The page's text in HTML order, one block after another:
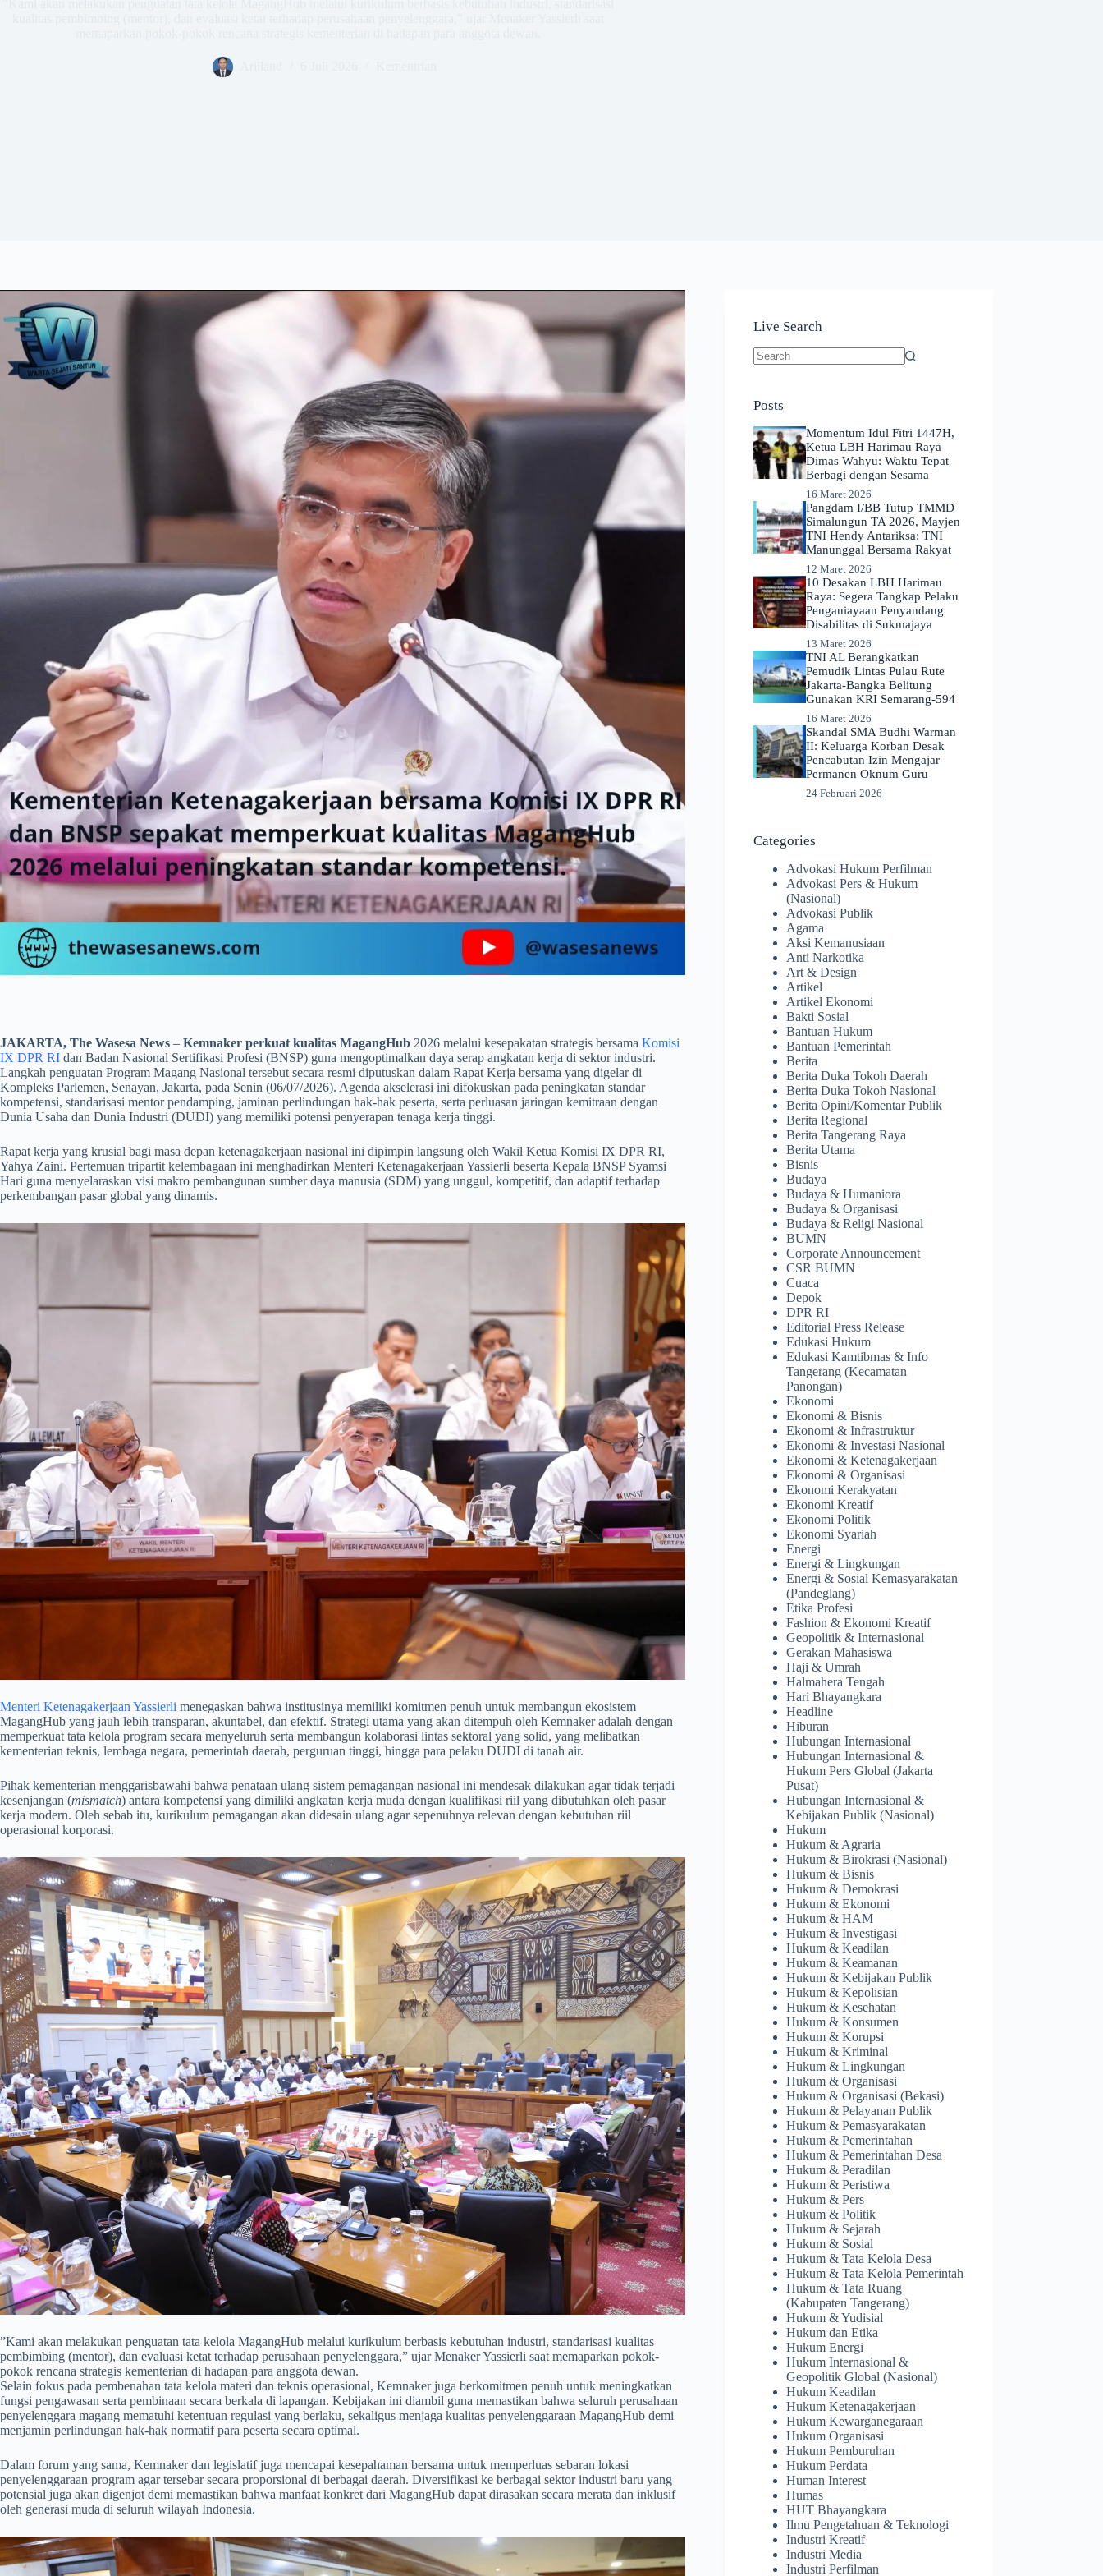
JAKARTA, The Wasesa News – Kemnaker perkuat kualitas MagangHub 2026 melalui kesepakatan strategis bersama Komisi
IX DPR RI dan Badan Nasional Sertifikasi Profesi (BNSP) guna mengoptimalkan daya serap angkatan kerja di sektor industri.
Langkah penguatan Program Magang Nasional tersebut secara resmi diputuskan dalam Rapat Kerja bersama yang digelar di
Kompleks Parlemen, Senayan, Jakarta, pada Senin (06/07/2026). Agenda akselerasi ini difokuskan pada peningkatan standar
kompetensi, standarisasi mentor pendamping, jaminan perlindungan hak-hak peserta, serta perluasan jaringan kemitraan dengan
Dunia Usaha dan Dunia Industri (DUDI) yang memiliki potensi penyerapan tenaga kerja tinggi.
​Rapat kerja yang krusial bagi masa depan ketenagakerjaan nasional ini dipimpin langsung oleh Wakil Ketua Komisi IX DPR RI,
Yahya Zaini. Pertemuan tripartit kelembagaan ini menghadirkan Menteri Ketenagakerjaan Yassierli beserta Kepala BNSP Syamsi
Hari guna menyelaraskan visi makro pembangunan sumber daya manusia (SDM) yang unggul, kompetitif, dan adaptif terhadap
perkembangan pasar global yang dinamis.
Menteri Ketenagakerjaan Yassierli menegaskan bahwa institusinya memiliki komitmen penuh untuk membangun ekosistem
MagangHub yang jauh lebih transparan, akuntabel, dan efektif. Strategi utama yang akan ditempuh oleh Kemnaker adalah dengan
memperkuat tata kelola program secara menyeluruh serta membangun kolaborasi lintas sektoral yang solid, yang melibatkan
kementerian teknis, lembaga negara, pemerintah daerah, perguruan tinggi, hingga para pelaku DUDI di tanah air.
​Pihak kementerian menggarisbawahi bahwa penataan ulang sistem pemagangan nasional ini mendesak dilakukan agar tidak terjadi
kesenjangan (mismatch) antara kompetensi yang dimiliki angkatan kerja muda dengan kualifikasi riil yang dibutuhkan oleh pasar
kerja modern. Oleh sebab itu, kurikulum pemagangan akan didesain ulang agar sepenuhnya relevan dengan kebutuhan riil
operasional korporasi.
​”Kami akan melakukan penguatan tata kelola MagangHub melalui kurikulum berbasis kebutuhan industri, standarisasi kualitas
pembimbing (mentor), dan evaluasi ketat terhadap perusahaan penyelenggara,” ujar Menaker Yassierli saat memaparkan pokok-
pokok rencana strategis kementerian di hadapan para anggota dewan.
Selain fokus pada pembenahan tata kelola materi dan teknis operasional, Kemnaker juga berkomitmen penuh untuk meningkatkan
fungsi pengawasan serta pembinaan secara berkala di lapangan. Kebijakan ini diambil guna memastikan bahwa seluruh perusahaan
penyelenggara magang mematuhi ketentuan regulasi yang berlaku, sekaligus menjaga kualitas penyelenggaraan MagangHub demi
menjamin perlindungan hak-hak normatif para peserta secara optimal.
​Dalam forum yang sama, Kemnaker dan legislatif juga mencapai kesepahaman bersama untuk memperluas sebaran lokasi
penyelenggaraan program agar tersebar secara proporsional di berbagai daerah. Diversifikasi ke berbagai sektor industri baru yang
potensial juga akan digenjot demi memastikan bahwa manfaat konkret dari MagangHub dapat dirasakan secara merata dan inklusif
oleh generasi muda di seluruh wilayah Indonesia.
Live Search
Posts
Momentum Idul Fitri 1447H,
Ketua LBH Harimau Raya
Dimas Wahyu: Waktu Tepat
Berbagi dengan Sesama
16 Maret 2026
Pangdam I/BB Tutup TMMD
Simalungun TA 2026, Mayjen
TNI Hendy Antariksa: TNI
Manunggal Bersama Rakyat
12 Maret 2026
​10 Desakan LBH Harimau
Raya: Segera Tangkap Pelaku
Penganiayaan Penyandang
Disabilitas di Sukmajaya
13 Maret 2026
TNI AL Berangkatkan
Pemudik Lintas Pulau Rute
Jakarta-Bangka Belitung
Gunakan KRI Semarang-594
16 Maret 2026
Skandal SMA Budhi Warman
II: Keluarga Korban Desak
Pencabutan Izin Mengajar
Permanen Oknum Guru
24 Februari 2026
Categories
Advokasi Hukum Perfilman
Advokasi Pers & Hukum
(Nasional)
Advokasi Publik
Agama
Aksi Kemanusiaan
Anti Narkotika
Art & Design
Artikel
Artikel Ekonomi
Bakti Sosial
Bantuan Hukum
Bantuan Pemerintah
Berita
Berita Duka Tokoh Daerah
Berita Duka Tokoh Nasional
Berita Opini/Komentar Publik
Berita Regional
Berita Tangerang Raya
Berita Utama
Bisnis
Budaya
Budaya & Humaniora
Budaya & Organisasi
Budaya & Religi Nasional
BUMN
Corporate Announcement
CSR BUMN
Cuaca
Depok
DPR RI
Editorial Press Release
Edukasi Hukum
Edukasi Kamtibmas & Info
Tangerang (Kecamatan
Panongan)
Ekonomi
Ekonomi & Bisnis
Ekonomi & Infrastruktur
Ekonomi & Investasi Nasional
Ekonomi & Ketenagakerjaan
Ekonomi & Organisasi
Ekonomi Kerakyatan
Ekonomi Kreatif
Ekonomi Politik
Ekonomi Syariah
Energi
Energi & Lingkungan
Energi & Sosial Kemasyarakatan
(Pandeglang)
Etika Profesi
Fashion & Ekonomi Kreatif
Geopolitik & Internasional
Gerakan Mahasiswa
Haji & Umrah
Halmahera Tengah
Hari Bhayangkara
Headline
Hiburan
Hubungan Internasional
Hubungan Internasional &
Hukum Pers Global (Jakarta
Pusat)
Hubungan Internasional &
Kebijakan Publik (Nasional)
Hukum
Hukum & Agraria
Hukum & Birokrasi (Nasional)
Hukum & Bisnis
Hukum & Demokrasi
Hukum & Ekonomi
Hukum & HAM
Hukum & Investigasi
Hukum & Keadilan
Hukum & Keamanan
Hukum & Kebijakan Publik
Hukum & Kepolisian
Hukum & Kesehatan
Hukum & Konsumen
Hukum & Korupsi
Hukum & Kriminal
Hukum & Lingkungan
Hukum & Organisasi
Hukum & Organisasi (Bekasi)
Hukum & Pelayanan Publik
Hukum & Pemasyarakatan
Hukum & Pemerintahan
Hukum & Pemerintahan Desa
Hukum & Peradilan
Hukum & Peristiwa
Hukum & Pers
Hukum & Politik
Hukum & Sejarah
Hukum & Sosial
Hukum & Tata Kelola Desa
Hukum & Tata Kelola Pemerintah
Hukum & Tata Ruang
(Kabupaten Tangerang)
Hukum & Yudisial
Hukum dan Etika
Hukum Energi
Hukum Internasional &
Geopolitik Global (Nasional)
Hukum Keadilan
Hukum Ketenagakerjaan
Hukum Kewarganegaraan
Hukum Organisasi
Hukum Pemburuhan
Hukum Perdata
Human Interest
Humas
HUT Bhayangkara
Ilmu Pengetahuan & Teknologi
Industri Kreatif
Industri Media
Industri Perfilman